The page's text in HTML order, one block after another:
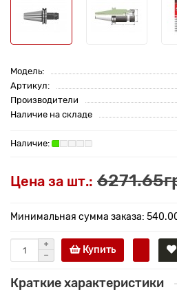
Модель:
Артикул:
Производители
Наличие на складе
Цена за шт.:
Минимальная сумма заказа:
Купить
Краткие характеристики